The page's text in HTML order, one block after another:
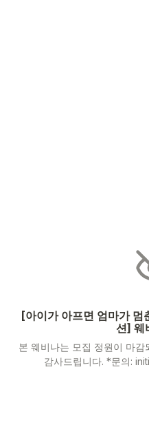
[아이가 아프면 엄마가 멈
션] 웨
본 웨비나는 모집 정원이 마
감사드립니다. *문의: